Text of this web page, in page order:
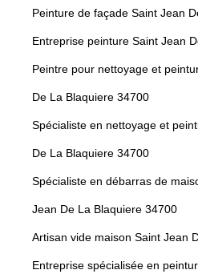
Peinture de façade Saint Jean
Entreprise peinture Saint Jean
Peintre pour nettoyage et
De La Blaquiere 34700
Spécialiste en nettoyage et
De La Blaquiere 34700
Spécialiste en débarras de
Jean De La Blaquiere 34700
Artisan vide maison Saint Jean
Entreprise spécialisée en